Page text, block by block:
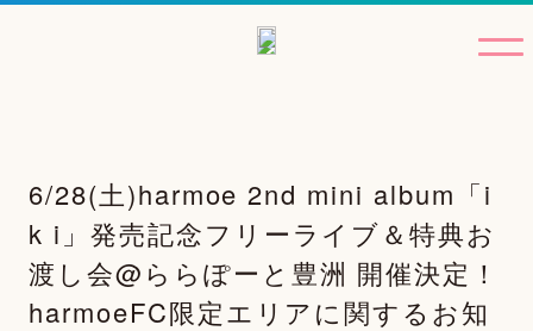
6/28(土)harmoe 2nd mini album「i
k i」発売記念フリーライブ＆特典お
渡し会@ららぽーと豊洲 開催決定！
harmoeFC限定エリアに関するお知